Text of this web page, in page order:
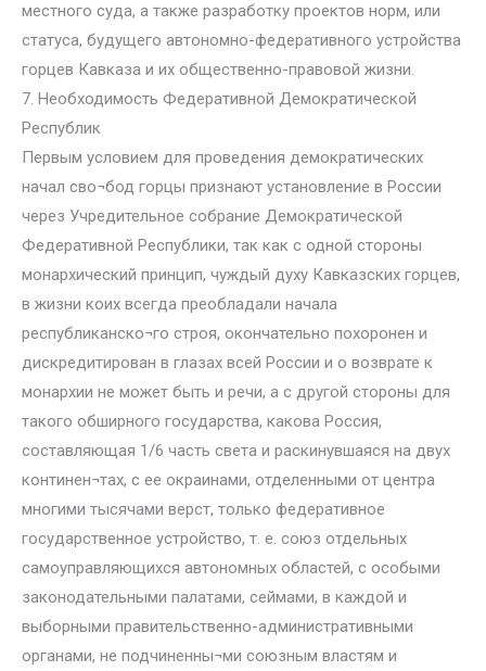
местного суда, а также разработку проектов норм, или
статуса, будущего автономно-федеративного устройства
горцев Кавказа и их общественно-правовой жизни.
7. Необходимость Федеративной Демократической
Республик
Первым условием для проведения демократических
начал сво¬бод горцы признают установление в России
через Учредительное собрание Демократической
Федеративной Республики, так как с одной стороны
монархический принцип, чуждый духу Кавказских горцев,
в жизни коих всегда преобладали начала
республиканско¬го строя, окончательно похоронен и
дискредитирован в глазах всей России и о возврате к
монархии не может быть и речи, а с другой стороны для
такого обширного государства, какова Россия,
составляющая 1/6 часть света и раскинувшаяся на двух
континен¬тах, с ее окраинами, отделенными от центра
многими тысячами верст, только федеративное
государственное устройство, т. е. союз отдельных
самоуправляющихся автономных областей, с особыми
законодательными палатами, сеймами, в каждой и
выборными правительственно-административными
органами, не подчиненны¬ми союзным властям и